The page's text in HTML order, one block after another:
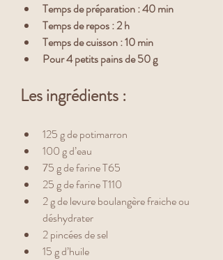
Temps de préparation : 40 min
Temps de repos : 2 h
Temps de cuisson : 10 min
Pour 4 petits pains de 50 g
Les ingrédients :
125 g de potimarron
100 g d’eau
75 g de farine T65
25 g de farine T110
2 g de levure boulangère fraiche ou
déshydrater
2 pincées de sel
15 g d’huile